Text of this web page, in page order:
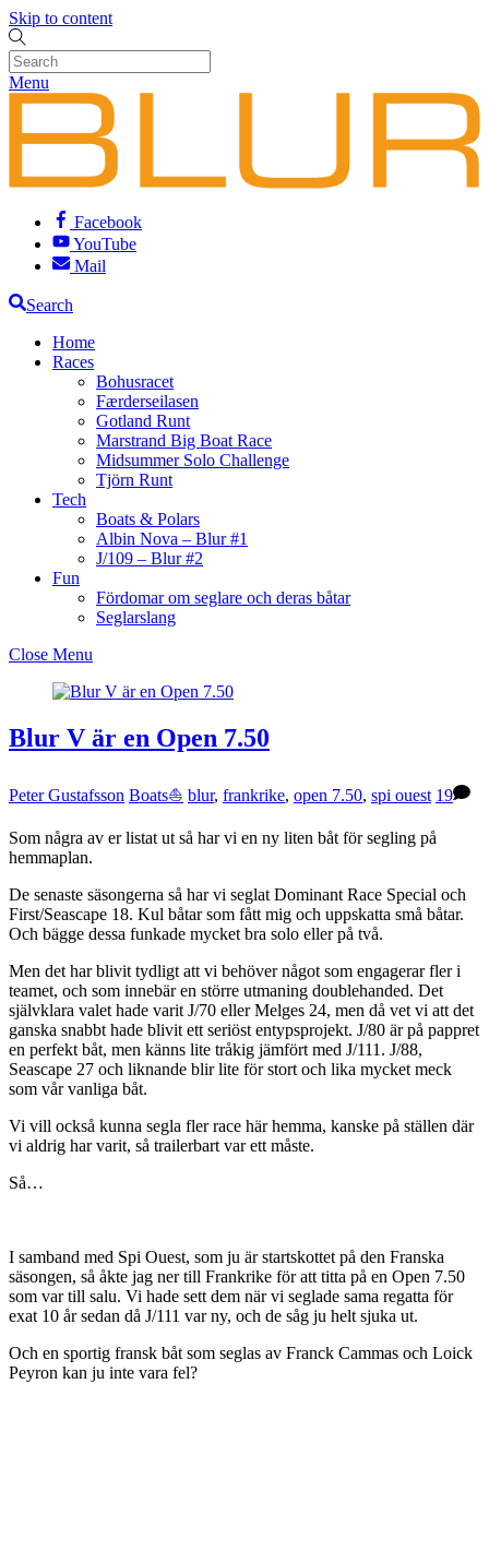
Skip to content
Menu
Facebook
YouTube
Mail
Search
Home
Races
Bohusracet
Færderseilasen
Gotland Runt
Marstrand Big Boat Race
Midsummer Solo Challenge
Tjörn Runt
Tech
Boats & Polars
Albin Nova – Blur #1
J/109 – Blur #2
Fun
Fördomar om seglare och deras båtar
Seglarslang
Close Menu
Blur V är en Open 7.50
Peter Gustafsson Boats⛵️ blur, frankrike, open 7.50, spi ouest 19
Som några av er listat ut så har vi en ny liten båt för segling på
hemmaplan.
De senaste säsongerna så har vi seglat Dominant Race Special och
First/Seascape 18. Kul båtar som fått mig och uppskatta små båtar.
Och bägge dessa funkade mycket bra solo eller på två.
Men det har blivit tydligt att vi behöver något som engagerar fler i
teamet, och som innebär en större utmaning doublehanded. Det
självklara valet hade varit J/70 eller Melges 24, men då vet vi att det
ganska snabbt hade blivit ett seriöst entypsprojekt. J/80 är på pappret
en perfekt båt, men känns lite tråkig jämfört med J/111. J/88,
Seascape 27 och liknande blir lite för stort och lika mycket meck
som vår vanliga båt.
Vi vill också kunna segla fler race här hemma, kanske på ställen där
vi aldrig har varit, så trailerbart var ett måste.
Så…
I samband med Spi Ouest, som ju är startskottet på den Franska
säsongen, så åkte jag ner till Frankrike för att titta på en Open 7.50
som var till salu. Vi hade sett dem när vi seglade sama regatta för
exat 10 år sedan då J/111 var ny, och de såg ju helt sjuka ut.
Och en sportig fransk båt som seglas av Franck Cammas och Loick
Peyron kan ju inte vara fel?